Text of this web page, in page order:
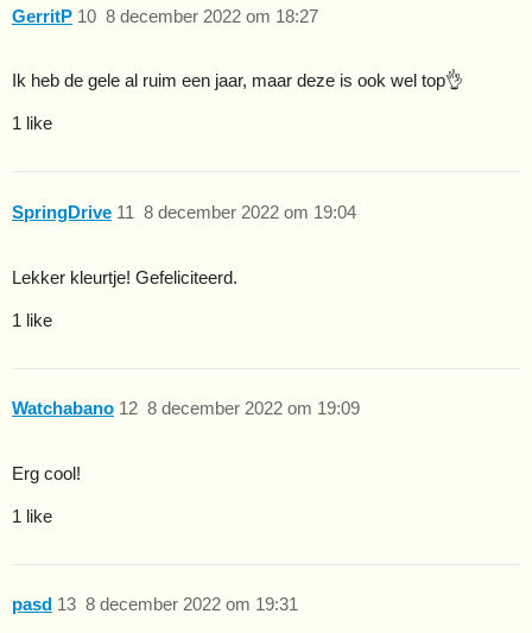
GerritP 8 december 2022 om 18:27
10
Ik heb de gele al ruim een jaar, maar deze is ook wel top👌
1 like
SpringDrive 8 december 2022 om 19:04
11
Lekker kleurtje! Gefeliciteerd.
1 like
Watchabano 8 december 2022 om 19:09
12
Erg cool!
1 like
pasd 8 december 2022 om 19:31
13